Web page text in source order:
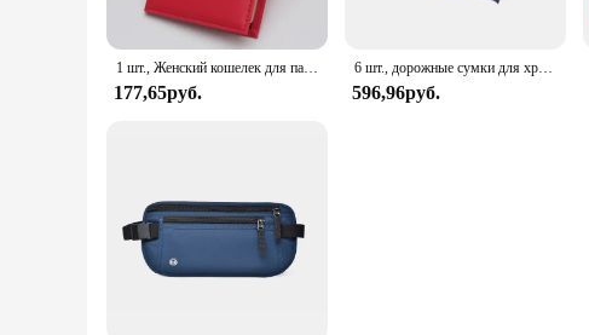
1 шт., Женский кошелек для паспорта, из ПУ кожи
177,65руб.
6 шт., дорожные сумки для хранения одежды
596,96руб.